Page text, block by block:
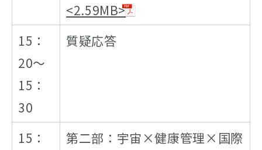
<2.59MB>
15：
20～
15：
30
質疑応答
15：
第二部：宇宙×健康管理×国際